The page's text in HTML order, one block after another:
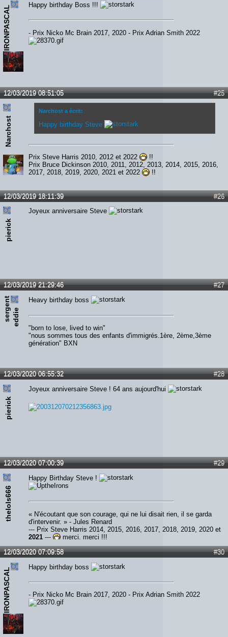
IRONPASCAL Happy birthday Boss !!!
- Prix Nicko Mc Brain 2017, 2020 - Prix Adrian Smith 2022
#25
12/03/2019 08:51:05
Narchost
Narchost a écrit:
Happy birthday Steve
Prix Steve Harris 2010, 2012 et 2022
!!
Prix Bruce Dickinson 2010, 2011, 2012, 2013, 2014, 2015, 2016,
2017, 2018, 2019, 2020, 2021 et 2022
!!
#26
12/03/2019 18:11:39
pierick
Joyeux anniversaire Steve
#27
12/03/2019 21:29:46
s
e
rg
e
n
t
e
d
d
ie
Heavy birthday boss
"born to lose, lived to win"
"nous sommes tous des enfants d'immigrés.1ère, 2ème,3ème
génération" BXN
#28
12/03/2020 06:55:32
pierick
Joyeux anniversaire Steve ! 64 ans aujourd'hui
#29
12/03/2020 07:00:39
thelols666
Happy Birthday Steve !
« N'écoutant que son courage, qui ne lui disait rien, il se garda
d'intervenir. » - Jules Renard
--- Prix Steve Harris 2014, 2015, 2016, 2017, 2018, 2019, 2020 et
2021 ---
merci, merci !!!
#30
12/03/2020 07:09:58
IRONPASCAL Happy birthday boss
- Prix Nicko Mc Brain 2017, 2020 - Prix Adrian Smith 2022